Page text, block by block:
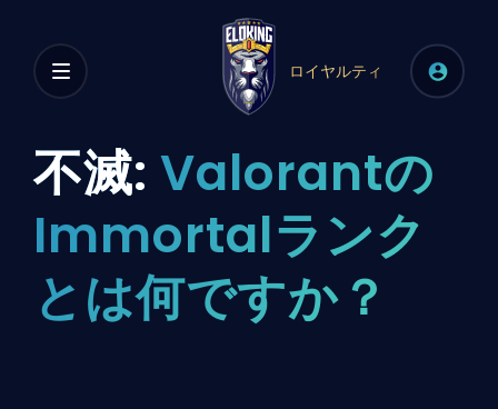
ロイヤルティ
不滅: Valorantの
Immortalランク
とは何ですか？